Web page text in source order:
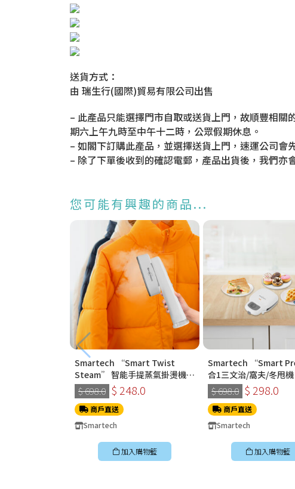
送貨方式：
由 瑞生行(國際)貿易有限公司出售
– 此產品只能選擇門市自取或送貨上門，故順豐相關
期六上午九時至中午十二時，公眾假期休息。
– 如閣下訂購此產品，並選擇送貨上門，速運公司會
– 除了下單後收到的確認電郵，產品出貨後，我們亦
您可能有興趣的商品...
Smartech “Smart Twist
Steam” 智能手提蒸氣掛燙機
(SS-8108)
$ 698.0 $ 248.0
商戶直送
Smartech
加入購物籃
Smartech “Smart
合1三文治/窩夫/冬甩
2228
$ 698.0 $ 298.0
商戶直送
Smartech
加入購物籃